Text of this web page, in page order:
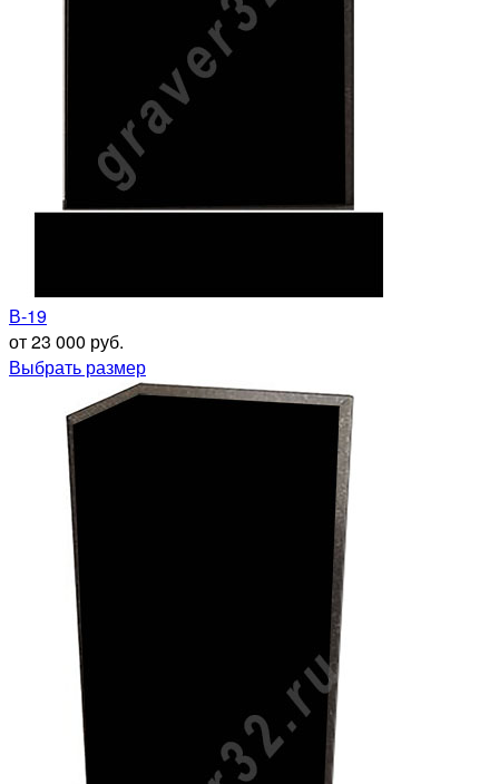
В-19
от 23 000 руб.
Выбрать размер